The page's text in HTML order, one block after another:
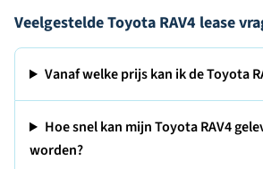
Veelgestelde Toyota RAV4 lease
Vanaf welke prijs kan ik de Toyota
Hoe snel kan mijn Toyota RAV4
worden?